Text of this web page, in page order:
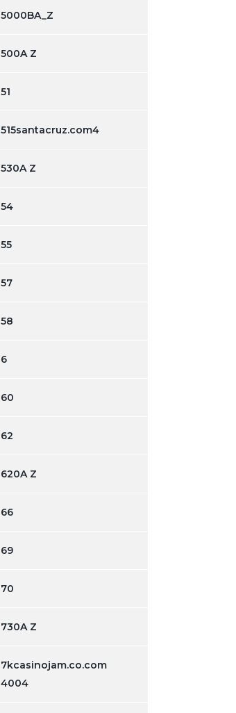
5000BA_Z
500A Z
51
515santacruz.com4
530A Z
54
55
57
58
6
60
62
620A Z
66
69
70
730A Z
7kcasinojam.co.com
4004